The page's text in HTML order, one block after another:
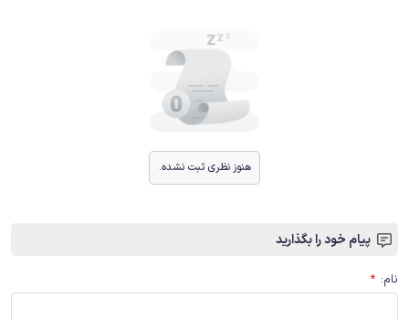
هنوز نظری ثبت نشده.
پیام خود را بگذارید
نام:
*